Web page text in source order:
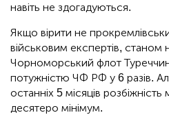
навіть не здогадуються.
Якщо вірити не
військовим експертів,
Чорноморський флот
потужністю ЧФ РФ у 6 разів.
останніх 5 місяців
десятеро мінімум.